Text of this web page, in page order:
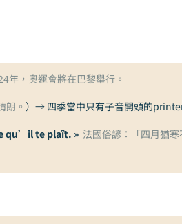
年，奧運會將在巴黎舉行。
朗。 ）→ 四季當中只有子音開頭的
qu’il te plaît. » 法國俗諺：「四月猶